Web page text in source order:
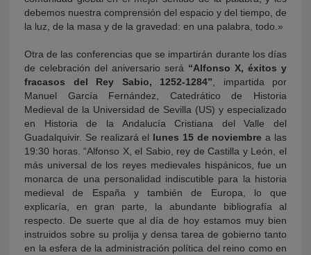
debemos nuestra comprensión del espacio y del tiempo, de
la luz, de la masa y de la gravedad: en una palabra, todo.»
Otra de las conferencias que se impartirán durante los días
de celebración del aniversario será “Alfonso X, éxitos y
fracasos del Rey Sabio, 1252-1284”, impartida por
Manuel García Fernández, Catedrático de Historia
Medieval de la Universidad de Sevilla (US) y especializado
en Historia de la Andalucía Cristiana del Valle del
Guadalquivir. Se realizará el lunes 15 de noviembre a las
19:30 horas. “Alfonso X, el Sabio, rey de Castilla y León, el
más universal de los reyes medievales hispánicos, fue un
monarca de una personalidad indiscutible para la historia
medieval de España y también de Europa, lo que
explicaría, en gran parte, la abundante bibliografía al
respecto. De suerte que al día de hoy estamos muy bien
instruidos sobre su prolija y densa tarea de gobierno tanto
en la esfera de la administración política del reino como en